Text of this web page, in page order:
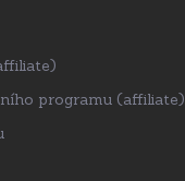
programu (affiliate)